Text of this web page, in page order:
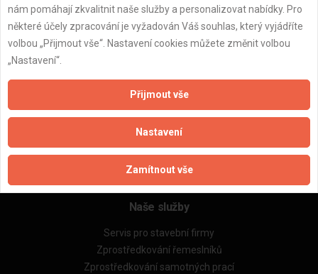
Důležité informace
Zásady pro používání souborů cookie
Obchodní podmínky (zprostředkování)
Obchodní podmínky (rozpočtování)
Reference
Naše excelové tabulky online
Naše služby
Servis pro stavební firmy
Zprostředkování řemeslníků
Zprostředkování samotných prací
nám pomáhají zkvalitnit naše služby a personalizovat nabídky. Pro
některé účely zpracování je vyžadován Váš souhlas, který vyjádříte
volbou „Přijmout vše“. Nastavení cookies můžete změnit volbou
„Nastavení“.
Přijmout vše
Nastavení
Zamítnout vše